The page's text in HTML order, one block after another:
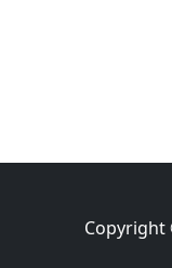
Copyright